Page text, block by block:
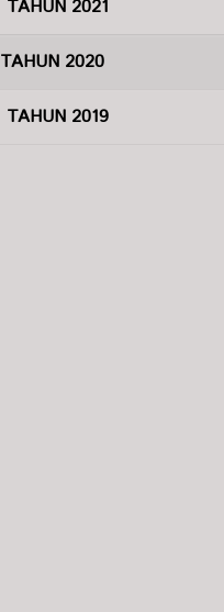
TAHUN 2021
TAHUN 2020
TAHUN 2019